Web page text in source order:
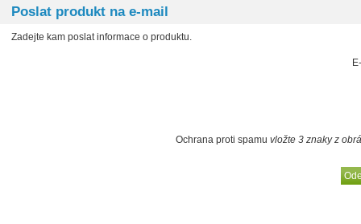
Poslat produkt na e-mail
Zadejte kam poslat informace o produktu.
Ochrana proti spamu vložte 3 znaky z